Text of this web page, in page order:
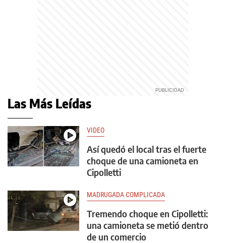
Las Más Leídas
VIDEO
Así quedó el local tras el fuerte
choque de una camioneta en
Cipolletti
MADRUGADA COMPLICADA
Tremendo choque en Cipolletti:
una camioneta se metió dentro
de un comercio